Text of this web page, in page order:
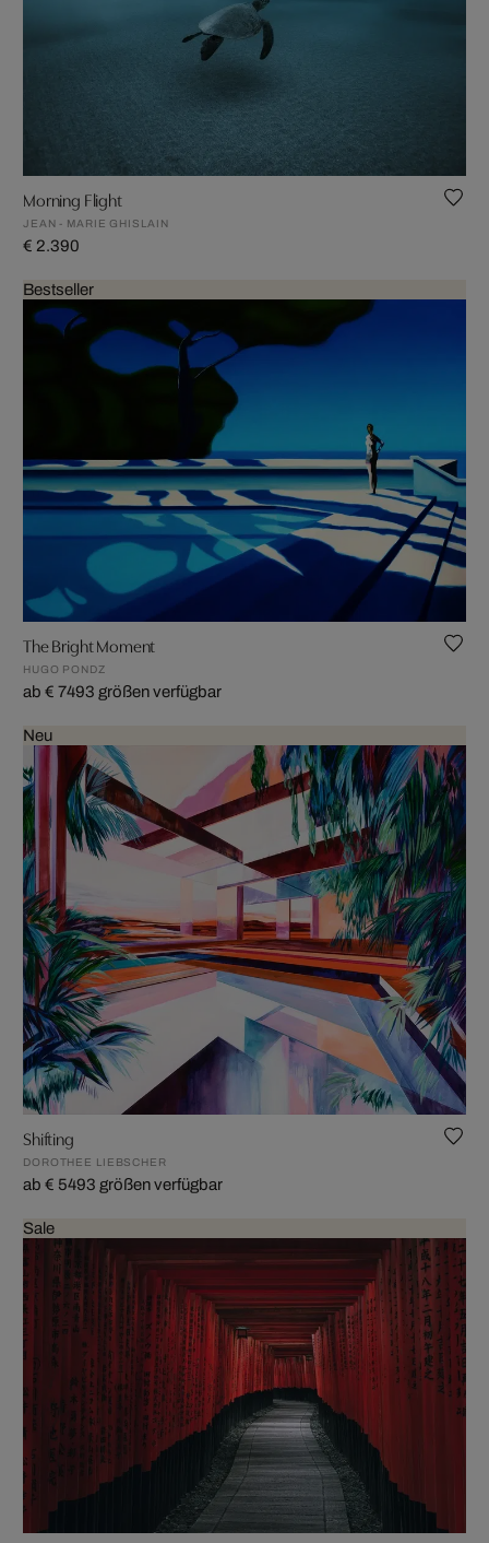
Morning Flight
JEAN - MARIE GHISLAIN
€ 2.390
Bestseller
The Bright Moment
HUGO PONDZ
ab € 7493 größen verfügbar
Neu
Shifting
DOROTHEE LIEBSCHER
ab € 5493 größen verfügbar
Sale